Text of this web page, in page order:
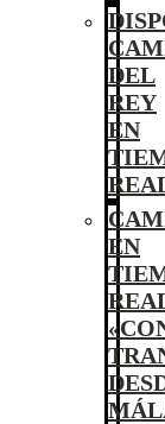
DEL
REY
EN
EN